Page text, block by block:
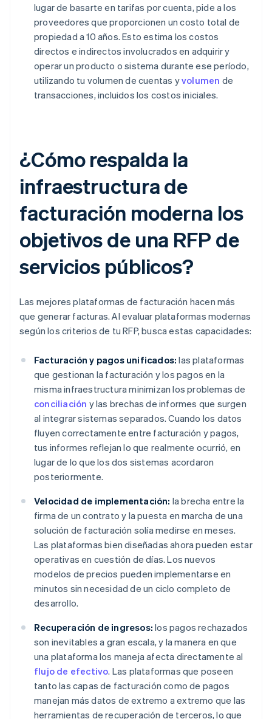
lugar de basarte en tarifas por cuenta, pide a los
proveedores que proporcionen un costo total de
propiedad a 10 años. Esto estima los costos
directos e indirectos involucrados en adquirir y
operar un producto o sistema durante ese período,
utilizando tu volumen de cuentas yvolumen de
transacciones, incluidos los costos iniciales.
¿Cómo respalda la
infraestructura de
facturación moderna los
objetivos de una RFP de
servicios públicos?
Las mejores plataformas de facturación hacen más
que generar facturas. Al evaluar plataformas modernas
según los criterios de tu RFP, busca estas capacidades:
Facturación y pagos unificados: las plataformas
que gestionan la facturación y los pagos en la
misma infraestructura minimizan los problemas de
conciliación y las brechas de informes que surgen
al integrar sistemas separados. Cuando los datos
fluyen correctamente entre facturación y pagos,
tus informes reflejan lo que realmente ocurrió, en
lugar de lo que los dos sistemas acordaron
posteriormente.
Velocidad de implementación: la brecha entre la
firma de un contrato y la puesta en marcha de una
solución de facturación solía medirse en meses.
Las plataformas bien diseñadas ahora pueden estar
operativas en cuestión de días. Los nuevos
modelos de precios pueden implementarse en
minutos sin necesidad de un ciclo completo de
desarrollo.
Recuperación de ingresos: los pagos rechazados
son inevitables a gran escala, y la manera en que
una plataforma los maneja afecta directamente al
flujo de efectivo. Las plataformas que poseen
tanto las capas de facturación como de pagos
manejan más datos de extremo a extremo que las
herramientas de recuperación de terceros, lo que